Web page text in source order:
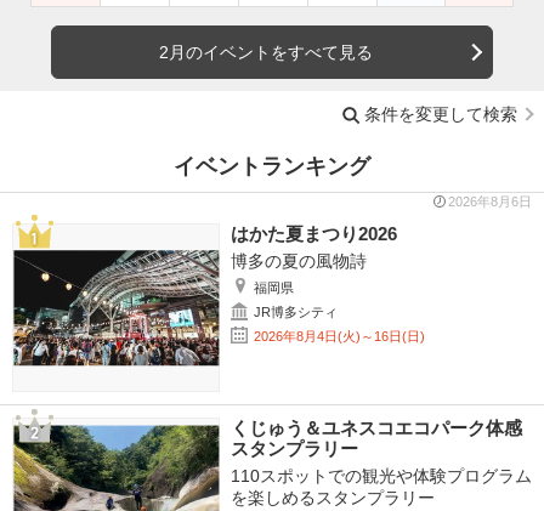
2月のイベントをすべて見る
条件を変更して検索
イベントランキング
2026年8月6日
はかた夏まつり2026
博多の夏の風物詩
福岡県
JR博多シティ
2026年8月4日(火)～16日(日)
くじゅう＆ユネスコエコパーク体感
スタンプラリー
110スポットでの観光や体験プログラム
を楽しめるスタンプラリー